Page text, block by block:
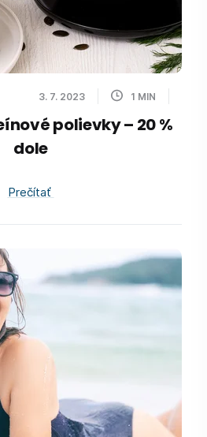
3. 7. 2023 1 MIN
polievky – 20 %
dole
Prečítať